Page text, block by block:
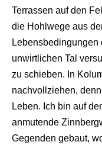
Terrassen auf den
die Hohlwege aus
Lebensbedingungen
unwirtlichen Tal
zu schieben. In
nachvollziehen,
Leben. Ich bin auf
anmutende
Gegenden gebaut,